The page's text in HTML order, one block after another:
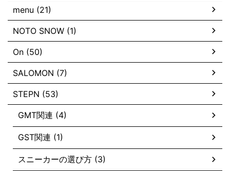
menu (21)
NOTO SNOW (1)
On (50)
SALOMON (7)
STEPN (53)
GMT関連 (4)
GST関連 (1)
スニーカーの選び方 (3)